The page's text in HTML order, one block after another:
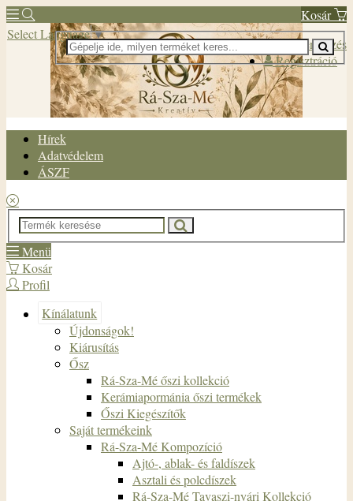
Kosár
Bejelentkezés
Regisztráció
Select Language▼
Hírek
Adatvédelem
ÁSZF
Menü
Kosár
Profil
Kínálatunk
Újdonságok!
Kiárusítás
Ősz
Rá-Sza-Mé őszi kollekció
Kerámiapormánia őszi termékek
Őszi Kiegészítők
Saját termékeink
Rá-Sza-Mé Kompozíció
Ajtó-, ablak- és faldíszek
Asztali és polcdíszek
Rá-Sza-Mé Tavaszi-nyári Kollekció